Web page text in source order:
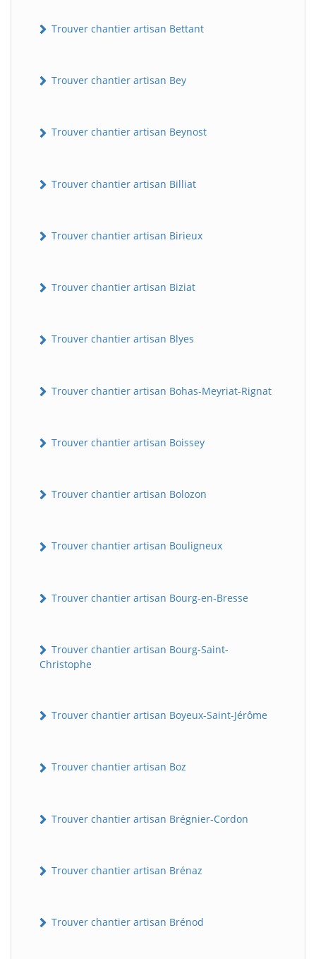
Trouver chantier artisan Bettant
Trouver chantier artisan Bey
Trouver chantier artisan Beynost
Trouver chantier artisan Billiat
Trouver chantier artisan Birieux
Trouver chantier artisan Biziat
Trouver chantier artisan Blyes
Trouver chantier artisan Bohas-Meyriat-Rignat
Trouver chantier artisan Boissey
Trouver chantier artisan Bolozon
Trouver chantier artisan Bouligneux
Trouver chantier artisan Bourg-en-Bresse
Trouver chantier artisan Bourg-Saint-
Christophe
Trouver chantier artisan Boyeux-Saint-Jérôme
Trouver chantier artisan Boz
Trouver chantier artisan Brégnier-Cordon
Trouver chantier artisan Brénaz
Trouver chantier artisan Brénod